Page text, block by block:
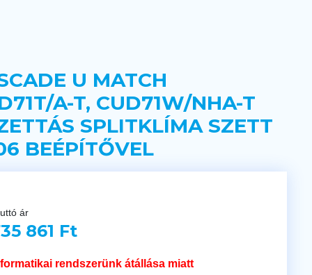
U MATCH
A-T, CUD71W/NHA-T
SPLITKLÍMA SZETT
BEÉPÍTŐVEL
ár
861 Ft
rendszerünk átállása miatt